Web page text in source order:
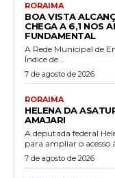
RORAIMA
BOA VISTA
CHEGA A 6,1 NOS
FUNDAMENTAL
A Rede Municipal de
Índice de...
7 de agosto de 2026
RORAIMA
HELENA DA
AMAJARI
A deputada federal
para ampliar o acesso
7 de agosto de 2026